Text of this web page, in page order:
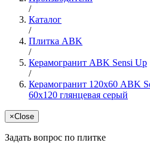
/
Каталог
/
Плитка ABK
/
Керамогранит ABK Sensi Up
/
Керамогранит 120х60 ABK
60x120 глянцевая серый
×Close
Задать вопрос по плитке